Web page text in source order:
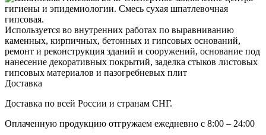
гигиены и эпидемиологии. Смесь сухая шпатлевочная
гипсовая.
Используется во внутренних работах по выравниванию
каменных, кирпичных, бетонных и гипсовых оснований,
ремонт и реконструкция зданий и сооружений, основание под
нанесение декоративных покрытий, заделка стыков листовых
гипсовых материалов и пазогребневых плит
Доставка
Доставка по всей России и странам СНГ.
Оплаченную продукцию отгружаем ежедневно с 8:00 – 24:00